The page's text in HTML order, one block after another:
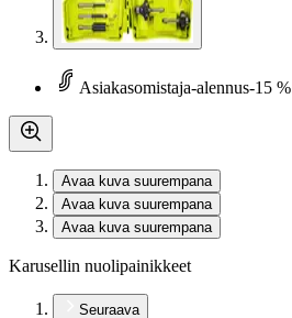
Asiakasomistaja-alennus-15 %
Avaa kuva suurempana
Avaa kuva suurempana
Avaa kuva suurempana
Karusellin nuolipainikkeet
Seuraava